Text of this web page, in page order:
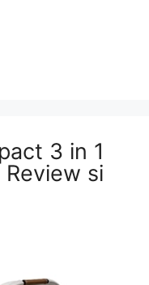
3 in 1
si